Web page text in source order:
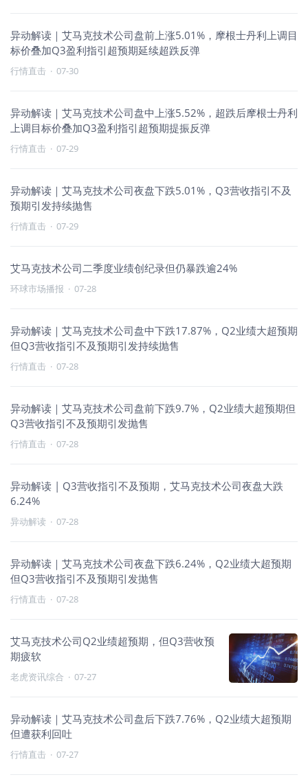
异动解读｜艾马克技术公司盘前上涨5.01%，摩根士丹利上调目
标价叠加Q3盈利指引超预期延续超跌反弹
行情直击 · 07-30
异动解读｜艾马克技术公司盘中上涨5.52%，超跌后摩根士丹利
上调目标价叠加Q3盈利指引超预期提振反弹
行情直击 · 07-29
异动解读｜艾马克技术公司夜盘下跌5.01%，Q3营收指引不及
预期引发持续抛售
行情直击 · 07-29
艾马克技术公司二季度业绩创纪录但仍暴跌逾24%
环球市场播报 · 07-28
异动解读｜艾马克技术公司盘中下跌17.87%，Q2业绩大超预期
但Q3营收指引不及预期引发持续抛售
行情直击 · 07-28
异动解读｜艾马克技术公司盘前下跌9.7%，Q2业绩大超预期但
Q3营收指引不及预期引发抛售
行情直击 · 07-28
异动解读 | Q3营收指引不及预期，艾马克技术公司夜盘大跌
6.24%
异动解读 · 07-28
异动解读｜艾马克技术公司夜盘下跌6.24%，Q2业绩大超预期
但Q3营收指引不及预期引发抛售
行情直击 · 07-28
艾马克技术公司Q2业绩超预期，但Q3营收预
期疲软
老虎资讯综合 · 07-27
异动解读｜艾马克技术公司盘后下跌7.76%，Q2业绩大超预期
但遭获利回吐
行情直击 · 07-27